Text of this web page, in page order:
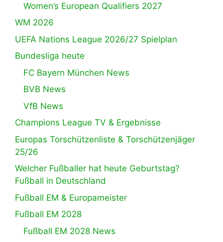
Women’s European Qualifiers 2027
WM 2026
UEFA Nations League 2026/27 Spielplan
Bundesliga heute
FC Bayern München News
BVB News
VfB News
Champions League TV & Ergebnisse
Europas Torschützenliste & Torschützenjäger
25/26
Welcher Fußballer hat heute Geburtstag?
Fußball in Deutschland
Fußball EM & Europameister
Fußball EM 2028
Fußball EM 2028 News